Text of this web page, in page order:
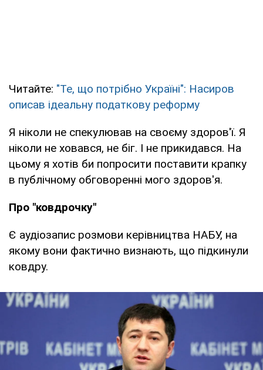
Читайте: "Те, що потрібно Україні": Насиров
описав ідеальну податкову реформу
Я ніколи не спекулював на своєму здоров'ї. Я
ніколи не ховався, не біг. І не прикидався. На
цьому я хотів би попросити поставити крапку
в публічному обговоренні мого здоров'я.
Про "ковдрочку"
Є аудіозапис розмови керівництва НАБУ, на
якому вони фактично визнають, що підкинули
ковдру.